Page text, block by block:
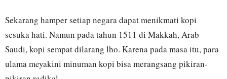
Sekarang hamper setiap negara dapat menikmati kopi
sesuka hati. Namun pada tahun 1511 di Makkah, Arab
Saudi, kopi sempat dilarang lho. Karena pada masa itu, para
ulama meyakini minuman kopi bisa merangsang pikiran-